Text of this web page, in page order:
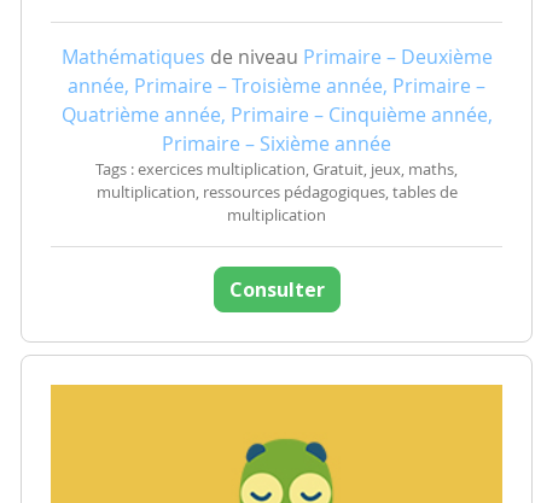
Mathématiques de niveau Primaire – Deuxième
année, Primaire – Troisième année, Primaire –
Quatrième année, Primaire – Cinquième année,
Primaire – Sixième année
Tags : exercices multiplication, Gratuit, jeux, maths,
multiplication, ressources pédagogiques, tables de
multiplication
Consulter